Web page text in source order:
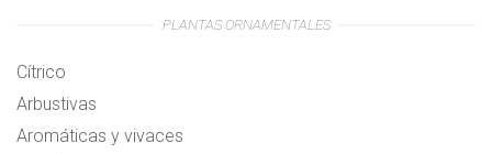
PLANTAS ORNAMENTALES
Cítrico
Arbustivas
Aromáticas y vivaces